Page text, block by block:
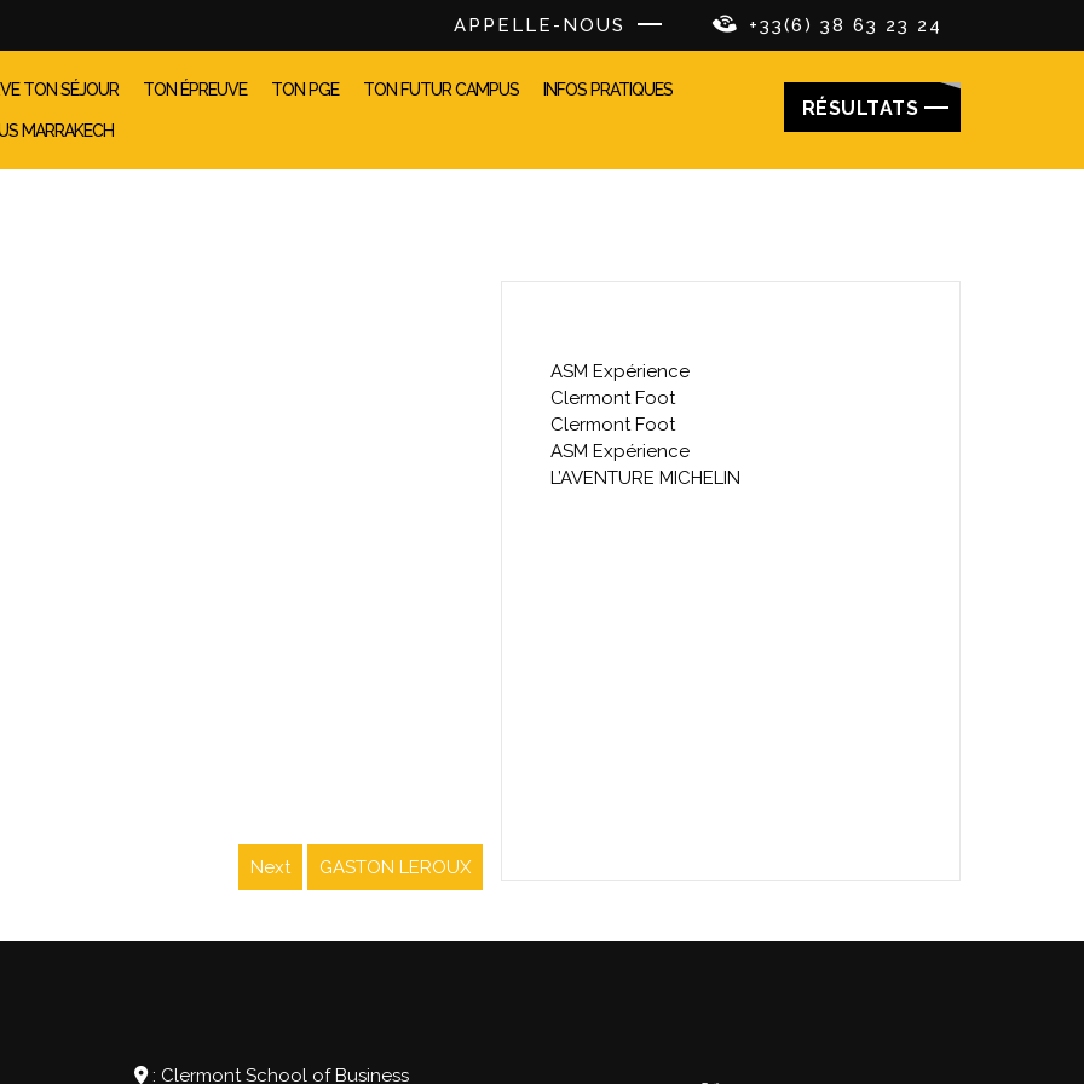
APPELLE-NOUS +33(6) 38 63 23 24
TON SÉJOUR TON ÉPREUVE TON PGE TON FUTUR CAMPUS INFOS PRATIQUES
MARRAKECH
RÉSULTATS
Next
Next
GASTON LEROUX
ASM Expérience
Clermont Foot
Clermont Foot
ASM Expérience
L’AVENTURE MICHELIN
: Clermont School of Business